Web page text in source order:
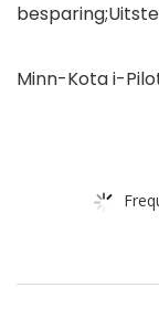
Minn-Kota i-